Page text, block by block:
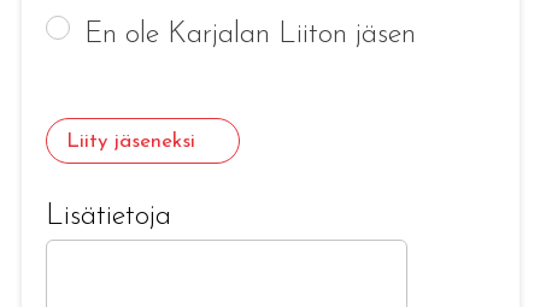
En ole Karjalan Liiton jäsen
Liity jäseneksi
Lisätietoja